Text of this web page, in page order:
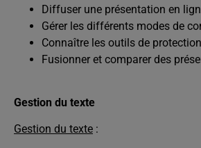
Diffuser une présentation en
Gérer les différents modes de
Connaître les outils de protection
Fusionner et comparer des
Gestion du texte
Gestion du texte :